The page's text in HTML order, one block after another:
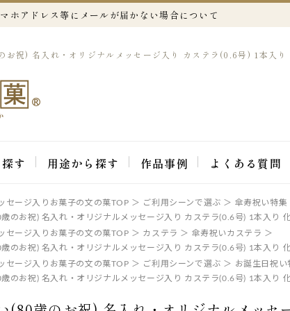
ホアドレス等にメールが届かない場合について
お祝) 名入れ・オリジナルメッセージ入り カステラ(0.6号) 1本入
す 用途から探す 作品事例 よくある質問
セージ入りお菓子の文の菓TOP ご利用シーンで選ぶ
傘寿祝い特集
のお祝) 名入れ・オリジナルメッセージ入り カステラ(0.6号) 1本入り
セージ入りお菓子の文の菓TOP
カステラ
傘寿祝いカステラ
のお祝) 名入れ・オリジナルメッセージ入り カステラ(0.6号) 1本入り
セージ入りお菓子の文の菓TOP
ご利用シーンで選ぶ
お誕生日祝い
のお祝) 名入れ・オリジナルメッセージ入り カステラ(0.6号) 1本入り